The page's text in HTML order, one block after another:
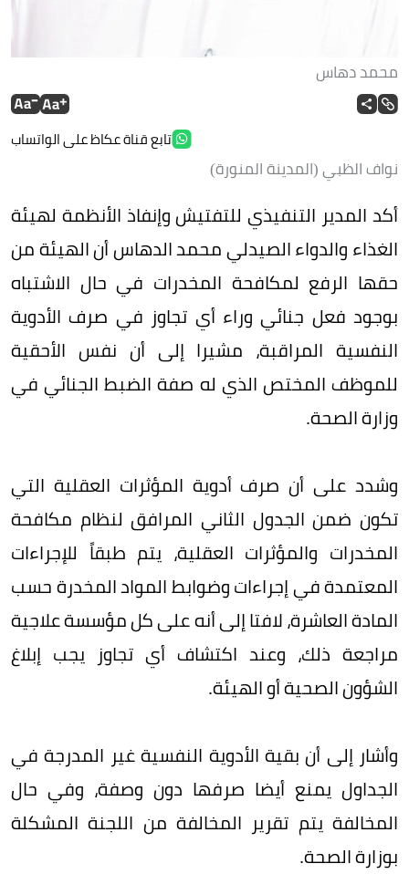
محمد دهاس
تابع قناة عكاظ على الواتساب
نواف الظبي (المدينة المنورة)
أكد المدير التنفيذي للتفتيش وإنفاذ الأنظمة لهيئة
الغذاء والدواء الصيدلي محمد الدهاس أن الهيئة من
حقها الرفع لمكافحة المخدرات في حال الاشتباه
بوجود فعل جنائي وراء أي تجاوز في صرف الأدوية
النفسية المراقبة، مشيرا إلى أن نفس الأحقية
للموظف المختص الذي له صفة الضبط الجنائي في
وزارة الصحة.
وشدد على أن صرف أدوية المؤثرات العقلية التي
تكون ضمن الجدول الثاني المرافق لنظام مكافحة
المخدرات والمؤثرات العقلية، يتم طبقاً للإجراءات
المعتمدة في إجراءات وضوابط المواد المخدرة حسب
المادة العاشرة، لافتا إلى أنه على كل مؤسسة علاجية
مراجعة ذلك، وعند اكتشاف أي تجاوز يجب إبلاغ
الشؤون الصحية أو الهيئة.
وأشار إلى أن بقية الأدوية النفسية غير المدرجة في
الجداول يمنع أيضا صرفها دون وصفة، وفي حال
المخالفة يتم تقرير المخالفة من اللجنة المشكلة
بوزارة الصحة.